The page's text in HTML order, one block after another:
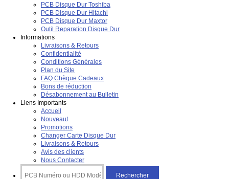
PCB Disque Dur Toshiba
PCB Disque Dur Hitachi
PCB Disque Dur Maxtor
Outil Reparation Disque Dur
Informations
Livraisons & Retours
Confidentialité
Conditions Générales
Plan du Site
FAQ Chèque Cadeaux
Bons de réduction
Désabonnement au Bulletin
Liens Importants
Accueil
Nouveaut
Promotions
Changer Carte Disque Dur
Livraisons & Retours
Avis des clients
Nous Contacter